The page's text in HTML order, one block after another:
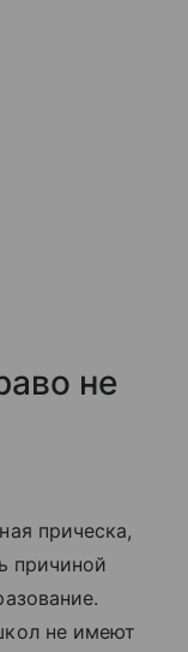
не
прическа,
причиной
не имеют